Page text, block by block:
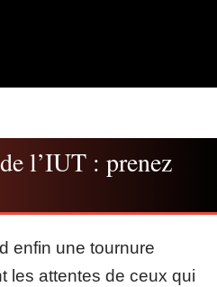
l’IUT : prenez
enfin une tournure
les attentes de ceux qui